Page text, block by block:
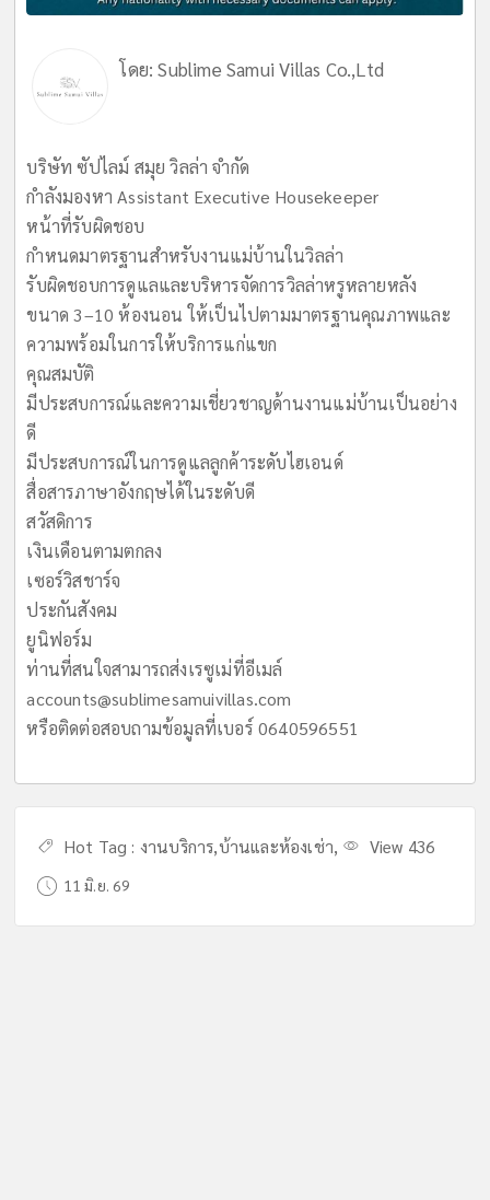
โดย:Sublime Samui Villas Co.,Ltd
บริษัท ซัปไลม์ สมุย วิลล่า จำกัด
กำลังมองหา Assistant Executive Housekeeper
หน้าที่รับผิดชอบ
กำหนดมาตรฐานสำหรับงานแม่บ้านในวิลล่า
รับผิดชอบการดูแลและบริหารจัดการวิลล่าหรูหลายหลัง
ขนาด 3–10 ห้องนอน ให้เป็นไปตามมาตรฐานคุณภาพและ
ความพร้อมในการให้บริการแก่แขก
คุณสมบัติ
มีประสบการณ์และความเชี่ยวชาญด้านงานแม่บ้านเป็นอย่าง
ดี
มีประสบการณ์ในการดูแลลูกค้าระดับไฮเอนด์
สื่อสารภาษาอังกฤษได้ในระดับดี
สวัสดิการ
เงินเดือนตามตกลง
เซอร์วิสชาร์จ
ประกันสังคม
ยูนิฟอร์ม
ท่านที่สนใจสามารถส่งเรซูเม่ที่อีเมล์
accounts@sublimesamuivillas.com
หรือติดต่อสอบถามข้อมูลที่เบอร์ 0640596551
Hot Tag : งานบริการ,บ้านและห้องเช่า, View 436
11 มิ.ย. 69